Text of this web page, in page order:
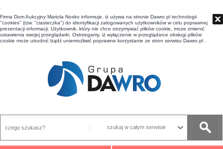
t
Firma Dom Aukcyjny Mariola Nosko informuje, iż używa na stronie Dawro.pl technologii
"cookies" (tzw. "ciasteczka") do identyfikacji zalogowanych użytkowników w celu poprawnej
prezentacji informacji. Użytkownik, który nie chce otrzymywać plików cookie, może zmienić
ustawienia swojej przeglądarki. Ostrzegamy, iż wyłączenie w przeglądarce obsługi plików
cookie może utrudnić bądź uniemożliwić poprawne korzystanie ze stron serwisu Dawro.pl .
szukaj w całym serwisie